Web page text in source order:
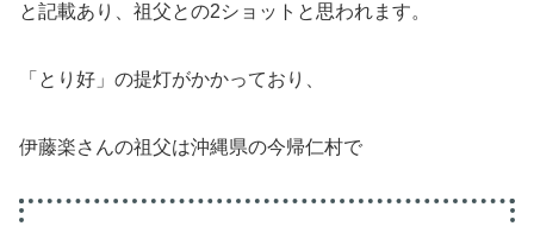
と記載あり、祖父との2ショットと思われます。
「とり好」の提灯がかかっており、
伊藤楽さんの祖父は沖縄県の今帰仁村で